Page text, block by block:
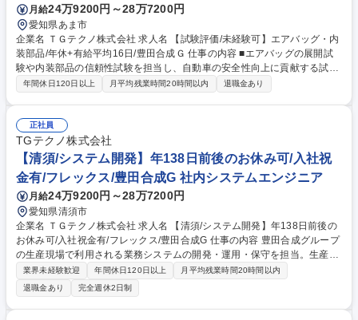
月給24万9200円～28万7200円
愛知県あま市
企業名 ＴＧテクノ株式会社 求人名 【試験評価/未経験可】エアバッグ・内
装部品/年休+有給平均16日/豊田合成Ｇ 仕事の内容 ■エアバッグの展開試
験や内装部品の信頼性試験を担当し、自動車の安全性向上に貢献する試験
評価業務をお任せします。未経験からでも専門的な試験技術を習得できる
およびデータ整理 【美和技術センター（エアバッグ関連）】エアバッグの
展開試験/ダミーを用いた整備・計測・設備保全業務/エアバッグ展開に伴
う周辺部品の組立、電気配線整備/展開試験時の動画撮影および結果データ
の取りまとめ 募集職種 【試験評価/未経験可】エアバッグ・内装部品/年休
+有給平均16日/豊田合成Ｇ
年間休日120日以上 月平均残業時間20時間以内 退職金あり
正社員
TGテクノ株式会社
【清須/システム開発】年138日前後のお休み可/入社祝
金有/フレックス/豊田合成G 社内システムエンジニア
月給24万9200円～28万7200円
愛知県清須市
企業名 ＴＧテクノ株式会社 求人名 【清須/システム開発】年138日前後の
お休み可/入社祝金有/フレックス/豊田合成G 仕事の内容 豊田合成グループ
の生産現場で利用される業務システムの開発・運用・保守を担当。生産管
理・会計システムを中心に、ユーザーと連携しながら製造業のDX推進と
継続的な改善に携わっていただきます。 【具体的には】■生産管理システ
ム・会計システムなどの設計・開発・運用・保守 ■ユーザーとの打ち合わ
せ・要件整理・改善提案 ■既存システムの機能改善・運用サポート ■トラ
業界未経験歓迎 年間休日120日以上
月平均残業時間20時間以内
退職金あり
完全週休2日制